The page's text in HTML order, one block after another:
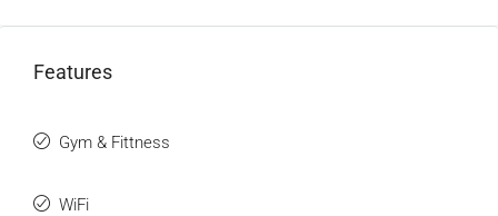
Features
Gym & Fittness
WiFi